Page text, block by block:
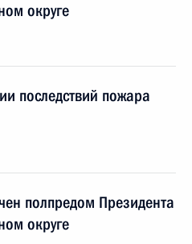
округе
последствий пожара
полпредом Президента
округе